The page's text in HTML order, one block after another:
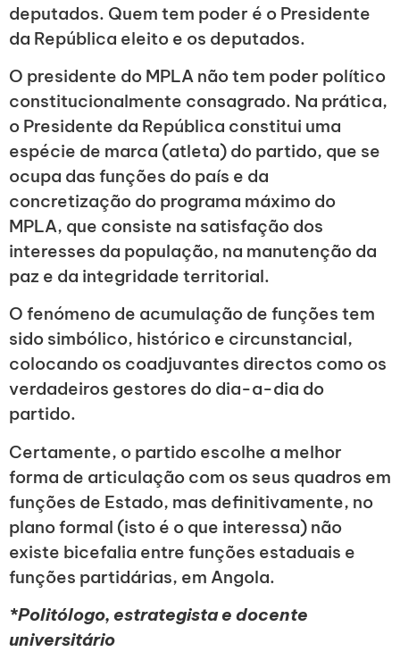
deputados. Quem tem poder é o Presidente
da República eleito e os deputados.
O presidente do MPLA não tem poder político
constitucionalmente consagrado. Na prática,
o Presidente da República constitui uma
espécie de marca (atleta) do partido, que se
ocupa das funções do país e da
concretização do programa máximo do
MPLA, que consiste na satisfação dos
interesses da população, na manutenção da
paz e da integridade territorial.
O fenómeno de acumulação de funções tem
sido simbólico, histórico e circunstancial,
colocando os coadjuvantes directos como os
verdadeiros gestores do dia-a-dia do
partido.
Certamente, o partido escolhe a melhor
forma de articulação com os seus quadros em
funções de Estado, mas definitivamente, no
plano formal (isto é o que interessa) não
existe bicefalia entre funções estaduais e
funções partidárias, em Angola.
*Politólogo, estrategista e docente
universitário